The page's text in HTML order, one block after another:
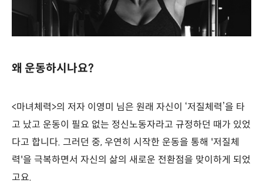
왜 운동하시나요?
<마녀체력>의 저자 이영미 님은 원래 자신이 ‘저질체력’을 타
고 났고 운동이 필요 없는 정신노동자라고 규정하던 때가 있었
다고 합니다. 그러던 중, 우연히 시작한 운동을 통해 '저질체
력'을 극복하면서 자신의 삶의 새로운 전환점을 맞이하게 되었
고요.